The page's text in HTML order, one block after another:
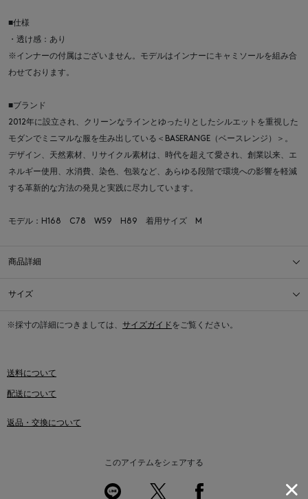
■仕様
・透け感：あり
※インナーの付属はございません。モデルはインナーにキャミソールを組み合
わせております。
■ブランド
2012年に設立され、クリーンなラインとゆったりとしたシルエットを重視した
モダンでミニマルな服を生み出している＜BASERANGE（ベースレンジ）＞。
デザイン、天然素材、リサイクル素材は、時代を超えて愛され、創業以来、エ
ネルギー使用、水消費、染色、包装など、あらゆる段階で環境への影響を軽減
する革新的な方法の発見と実践に尽力しています。
モデル：H168 C78 W59 H89 着用サイズ M
商品詳細
サイズ
※採寸の詳細につきましては、 サイズガイドをご覧ください。
送料について
配送について
返品・交換について
このアイテムをシェアする